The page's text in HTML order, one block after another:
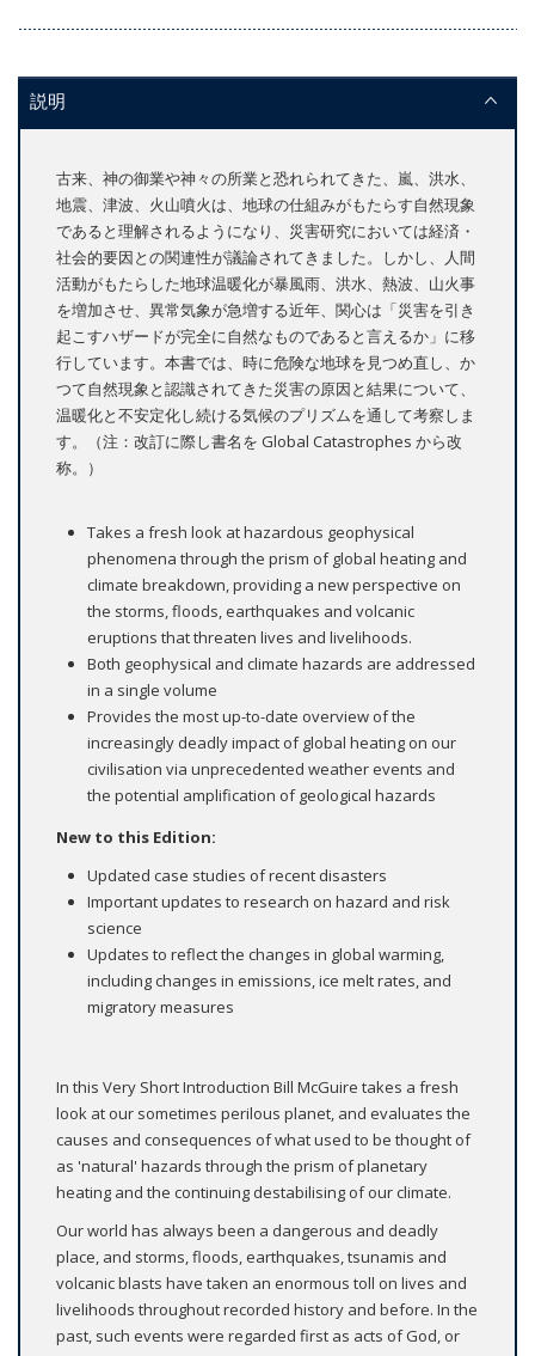
説明
古来、神の御業や神々の所業と恐れられてきた、嵐、洪水、
地震、津波、火山噴火は、地球の仕組みがもたらす自然現象
であると理解されるようになり、災害研究においては経済・
社会的要因との関連性が議論されてきました。しかし、人間
活動がもたらした地球温暖化が暴風雨、洪水、熱波、山火事
を増加させ、異常気象が急増する近年、関心は「災害を引き
起こすハザードが完全に自然なものであると言えるか」に移
行しています。本書では、時に危険な地球を見つめ直し、か
つて自然現象と認識されてきた災害の原因と結果について、
温暖化と不安定化し続ける気候のプリズムを通して考察しま
す。（注：改訂に際し書名を Global Catastrophes から改
称。）
Takes a fresh look at hazardous geophysical
phenomena through the prism of global heating and
climate breakdown, providing a new perspective on
the storms, floods, earthquakes and volcanic
eruptions that threaten lives and livelihoods.
Both geophysical and climate hazards are addressed
in a single volume
Provides the most up-to-date overview of the
increasingly deadly impact of global heating on our
civilisation via unprecedented weather events and
the potential amplification of geological hazards
New to this Edition:
Updated case studies of recent disasters
Important updates to research on hazard and risk
science
Updates to reflect the changes in global warming,
including changes in emissions, ice melt rates, and
migratory measures
In this Very Short Introduction Bill McGuire takes a fresh
look at our sometimes perilous planet, and evaluates the
causes and consequences of what used to be thought of
as 'natural' hazards through the prism of planetary
heating and the continuing destabilising of our climate.
Our world has always been a dangerous and deadly
place, and storms, floods, earthquakes, tsunamis and
volcanic blasts have taken an enormous toll on lives and
livelihoods throughout recorded history and before. In the
past, such events were regarded first as acts of God, or